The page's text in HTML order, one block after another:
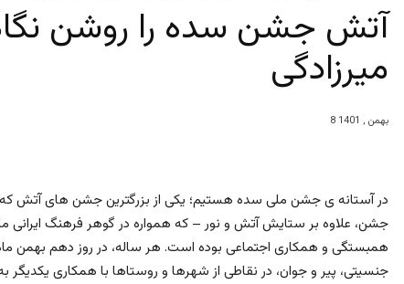
آتش جشن سده را روشن
میرزادگی
8 بهمن , 1401
در آستانه ی جشن ملی سده هستیم؛ یکی از بزرگترین جشن های آتش که از
جشن، علاوه بر ستایش آتش و نور – که همواره در گوهر فرهنگ ایرانی
همبستگی و همکاری اجتماعی بوده است. هر ساله، در روز دهم بهمن
جنسیتی، پیر و جوان، در نقاطی از شهرها و روستاها با همکاری